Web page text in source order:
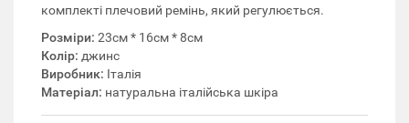
комплекті плечовий ремінь, який регулюється.
Розміри: 23см * 16см * 8см
Колір: джинс
Виробник: Італія
Матеріал: натуральна італійська шкіра